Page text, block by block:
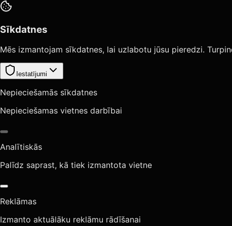
Sīkdatnes
Mēs izmantojam sīkdatnes, lai uzlabotu jūsu pieredzi.
Iestatījumi
Nepieciešamās sīkdatnes
Nepieciešamas vietnes darbībai
Analītiskās
Palīdz saprast, kā tiek izmantota vietne
Reklāmas
Izmanto aktuālāku reklāmu rādīšanai